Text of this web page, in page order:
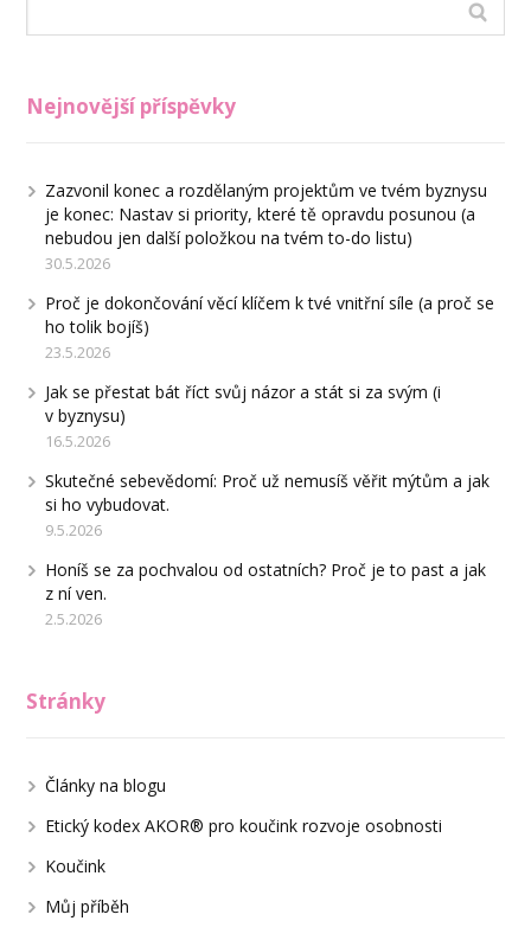
Nejnovější příspěvky
Zazvonil konec a rozdělaným projektům ve tvém byznysu
je konec: Nastav si priority, které tě opravdu posunou (a
nebudou jen další položkou na tvém to-do listu)
30.5.2026
Proč je dokončování věcí klíčem k tvé vnitřní síle (a proč se
ho tolik bojíš)
23.5.2026
Jak se přestat bát říct svůj názor a stát si za svým (i
v byznysu)
16.5.2026
Skutečné sebevědomí: Proč už nemusíš věřit mýtům a jak
si ho vybudovat.
9.5.2026
Honíš se za pochvalou od ostatních? Proč je to past a jak
z ní ven.
2.5.2026
Stránky
Články na blogu
Etický kodex AKOR® pro koučink rozvoje osobnosti
Koučink
Můj příběh